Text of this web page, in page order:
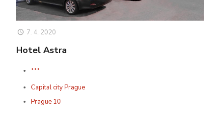
7. 4. 2020
Hotel Astra
***
Capital city Prague
Prague 10